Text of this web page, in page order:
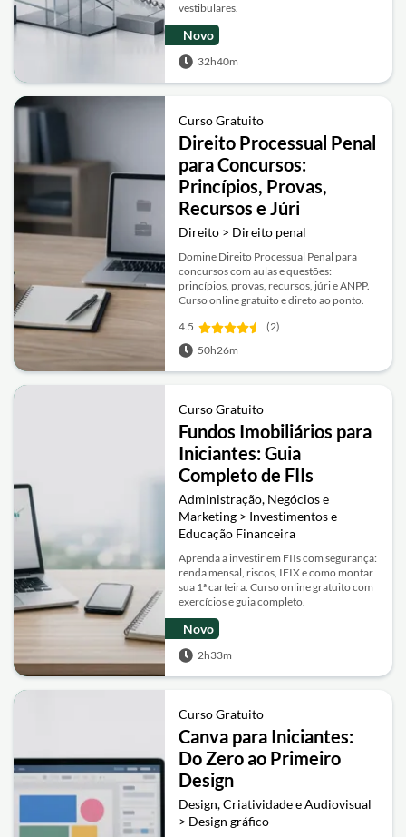
vestibulares.
Novo
32h40m
Curso Gratuito
Direito Processual Penal
para Concursos:
Princípios, Provas,
Recursos e Júri
Direito > Direito penal
Domine Direito Processual Penal para
concursos com aulas e questões:
princípios, provas, recursos, júri e ANPP.
Curso online gratuito e direto ao ponto.
4.5
(2)
50h26m
Curso Gratuito
Fundos Imobiliários para
Iniciantes: Guia
Completo de FIIs
Administração, Negócios e
Marketing > Investimentos e
Educação Financeira
Aprenda a investir em FIIs com segurança:
renda mensal, riscos, IFIX e como montar
sua 1ª carteira. Curso online gratuito com
exercícios e guia completo.
Novo
2h33m
Curso Gratuito
Canva para Iniciantes:
Do Zero ao Primeiro
Design
Design, Criatividade e Audiovisual
> Design gráfico